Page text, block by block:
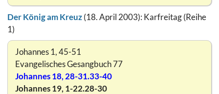
Der König am Kreuz(18. April 2003): Karfreitag (Reihe
1)
Johannes 1, 45-51
Evangelisches Gesangbuch 77
Johannes 18, 28-31.33-40
Johannes 19, 1-22.28-30